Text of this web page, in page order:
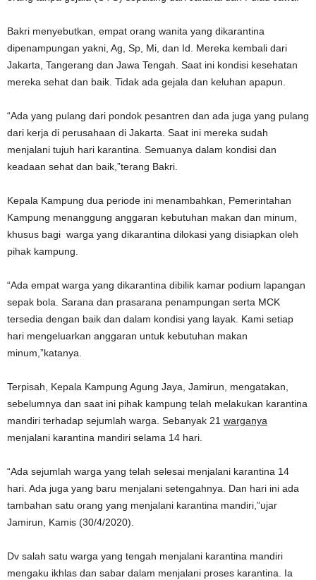
Bakri menyebutkan, empat orang wanita yang dikarantina
dipenampungan yakni, Ag, Sp, Mi, dan Id. Mereka kembali dari
Jakarta, Tangerang dan Jawa Tengah. Saat ini kondisi kesehatan
mereka sehat dan baik. Tidak ada gejala dan keluhan apapun.
“Ada yang pulang dari pondok pesantren dan ada juga yang pulang
dari kerja di perusahaan di Jakarta. Saat ini mereka sudah
menjalani tujuh hari karantina. Semuanya dalam kondisi dan
keadaan sehat dan baik,”terang Bakri.
Kepala Kampung dua periode ini menambahkan, Pemerintahan
Kampung menanggung anggaran kebutuhan makan dan minum,
khusus bagi warga yang dikarantina dilokasi yang disiapkan oleh
pihak kampung.
“Ada empat warga yang dikarantina dibilik kamar podium lapangan
sepak bola. Sarana dan prasarana penampungan serta MCK
tersedia dengan baik dan dalam kondisi yang layak. Kami setiap
hari mengeluarkan anggaran untuk kebutuhan makan
minum,”katanya.
Terpisah, Kepala Kampung Agung Jaya, Jamirun, mengatakan,
sebelumnya dan saat ini pihak kampung telah melakukan karantina
mandiri terhadap sejumlah warga. Sebanyak 21 warganya
menjalani karantina mandiri selama 14 hari.
“Ada sejumlah warga yang telah selesai menjalani karantina 14
hari. Ada juga yang baru menjalani setengahnya. Dan hari ini ada
tambahan satu orang yang menjalani karantina mandiri,”ujar
Jamirun, Kamis (30/4/2020).
Dv salah satu warga yang tengah menjalani karantina mandiri
mengaku ikhlas dan sabar dalam menjalani proses karantina. Ia